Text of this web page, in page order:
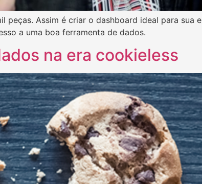
peças. Assim é criar o dashboard ideal para
a uma boa ferramenta de dados.
na era cookieless